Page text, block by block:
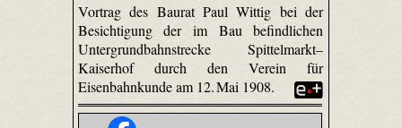
Vortrag des Baurat Paul Wittig bei der
Besichtigung der im Bau befindlichen
Untergrundbahnstrecke Spittelmarkt–
Kaiserhof durch den Verein für
Eisenbahnkunde am 12. Mai 1908.